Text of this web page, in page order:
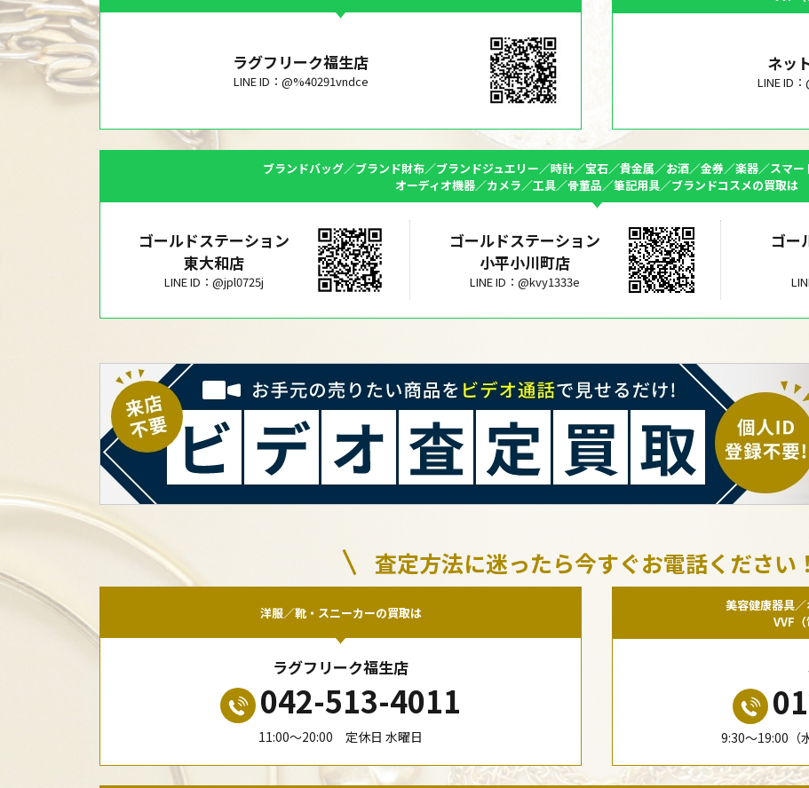
ラグフリーク福生店
LINE ID：@%40291vndce
ネッ
LINE ID
ブランドバッグ／ブランド財布／ブランドジュエリー／時計／宝石／貴金属／お酒／金券／楽器／スマ
オーディオ機器／カメラ／工具／骨董品／筆記用具／ブランドコスメの買取は
ゴールドステーション
東大和店
LINE ID：@jpl0725j
ゴールドステーション
小平小川町店
LINE ID：@kvy1333e
ゴー
査定方法に迷ったら今すぐお電話ください！
洋服／靴・スニーカーの買取は
ラグフリーク福生店
042-513-4011
11:00〜20:00 定休日 水曜日
美容健康器具
VVF
9:30〜19:00（